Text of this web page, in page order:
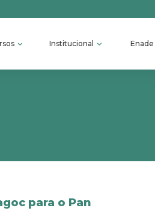
Institucional Enade
para o Pan